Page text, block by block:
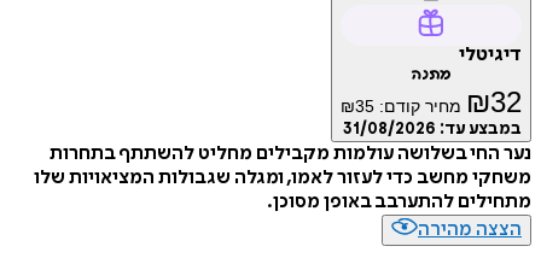
דיגיטלי
מתנה
₪32 מחיר קודם: ₪35
במבצע עד: 31/08/2026
נער החי בשלושה עולמות מקבילים מחליט להשתתף בתחרות
משחקי מחשב כדי לעזור לאמו, ומגלה שגבולות המציאויות שלו
מתחילים להתערבב באופן מסוכן.
הצצה מהירה